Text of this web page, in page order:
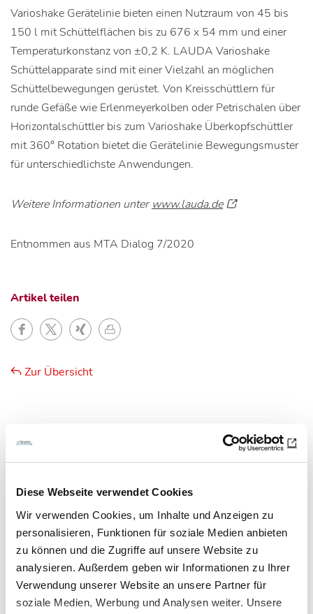
Diese Webseite verwendet Cookies
Wir verwenden Cookies, um Inhalte und Anzeigen zu
personalisieren, Funktionen für soziale Medien anbieten
zu können und die Zugriffe auf unsere Website zu
analysieren. Außerdem geben wir Informationen zu Ihrer
Verwendung unserer Website an unsere Partner für
soziale Medien, Werbung und Analysen weiter. Unsere
Bleiben Sie auf dem Laufenden. Der MT-Dialog-
über die wichtigsten Branchen-News, aktuelle
Themen und die neusten Stellenangebote.
E-Mail-Adresse
Varioshake Gerätelinie bieten einen Nutzraum von 45 bis
150 l mit Schüttelflächen bis zu 676 x 54 mm und einer
Temperaturkonstanz von ±0,2 K. LAUDA Varioshake
Schüttelapparate sind mit einer Vielzahl an möglichen
Schüttelbewegungen gerüstet. Von Kreisschüttlern für
runde Gefäße wie Erlenmeyerkolben oder Petrischalen über
Horizontalschüttler bis zum Varioshake Überkopfschüttler
mit 360° Rotation bietet die Gerätelinie Bewegungsmuster
für unterschiedlichste Anwendungen.
Weitere Informationen unter www.lauda.de
Entnommen aus MTA Dialog 7/2020
Artikel teilen
Zur Übersicht